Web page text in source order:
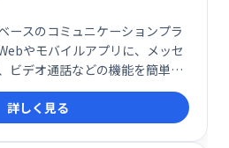
ースのコミュニケーションプラ
やモバイルアプリに、メッセ
ビデオ通話などの機能を簡単に
は、組み込みツールを使ってカ
ンを作成可能。多様な通信手段
向上させたい企業に最適です。
詳しく見る